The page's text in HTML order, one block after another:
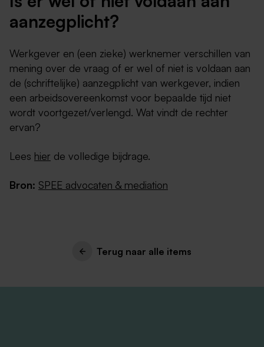
aanzegplicht?
Werkgever en (een zieke) werknemer verschillen van
mening over de vraag of er wel of niet is voldaan aan
de (schriftelijke) aanzegplicht van werkgever, indien
een arbeidsovereenkomst voor bepaalde tijd niet
wordt voortgezet/verlengd. Wat vindt de rechter
ervan?
Lees hier de volledige bijdrage.
Bron: SPEE advocaten & mediation
Terug naar alle items